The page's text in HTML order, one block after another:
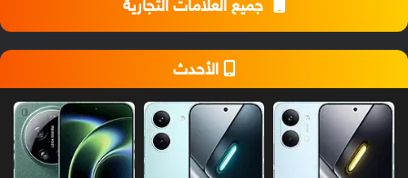
جميع العلامات التجارية
الأحدث